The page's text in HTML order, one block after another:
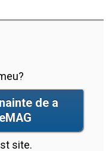
de a
site.